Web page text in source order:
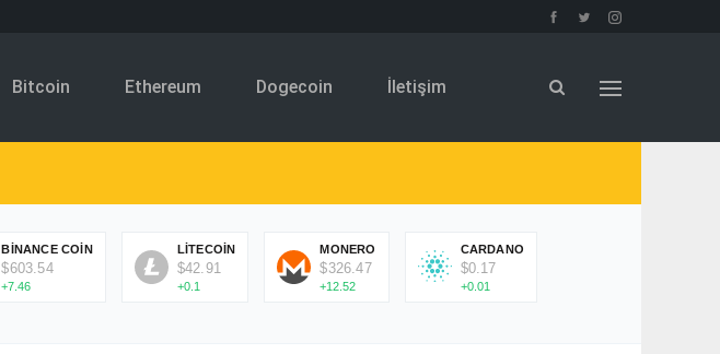
Bitcoin Ethereum Dogecoin İletişim
BINANCE COIN
$603.54
+7.46
LITECOIN
$42.91
+0.1
MONERO
$326.47
+12.52
CARDANO
$0.17
+0.01